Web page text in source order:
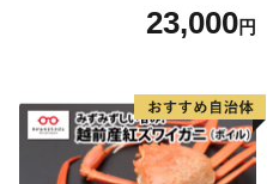
23,000円